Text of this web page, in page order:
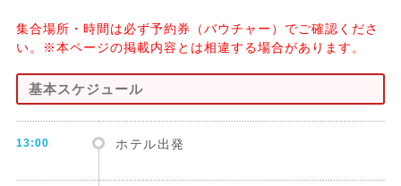
集合場所・時間は必ず予約券（バウチャー）でご確認くださ
い。※本ページの掲載内容とは相違する場合があります。
基本スケジュール
13:00 ホテル出発